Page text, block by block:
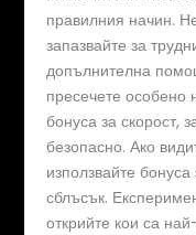
правилния начин.
запазвайте за
допълнителна
пресечете особено
бонуса за скорост,
безопасно. Ако
използвайте
сблъсък.
открийте кои са